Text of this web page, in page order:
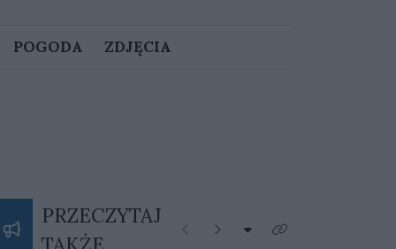
POGODA ZDJĘCIA
PRZECZYTAJ
Poprzednie
Następne
Rozwiń listę kategorii
Kliknij aby zobaczyć